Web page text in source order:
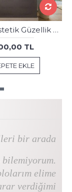
Sağlık Estetik Güzellik Merkezi Tabloları est-30
TL
EKLE
bir arada
elime
verdiğimi